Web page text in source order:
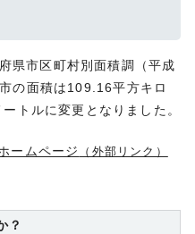
県市区町村別面積調（平成
の面積は109.16平方キロ
トルに変更となりました。
ームページ （外部リンク）
？